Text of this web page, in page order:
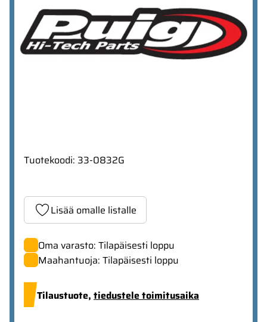
Tuotekoodi: 33-0832G
Lisää omalle listalle
Oma varasto: Tilapäisesti loppu
Maahantuoja: Tilapäisesti loppu
Tilaustuote, tiedustele toimitusaika